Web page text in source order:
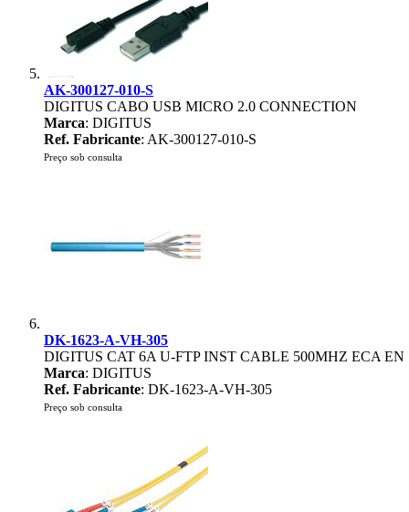
AK-300127-010-S
DIGITUS CABO USB MICRO 2.0 CONNECTION
Marca: DIGITUS
Ref. Fabricante: AK-300127-010-S
Preço sob consulta
DK-1623-A-VH-305
DIGITUS CAT 6A U-FTP INST CABLE 500MHZ ECA
Marca: DIGITUS
Ref. Fabricante: DK-1623-A-VH-305
Preço sob consulta